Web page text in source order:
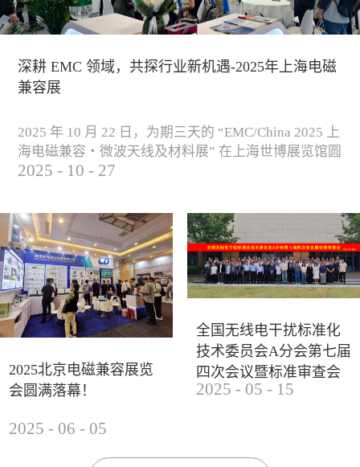
深耕 EMC 领域，共探行业新机遇-2025年上海电磁
兼容展
2025 年 10 月 22 日，为期三天的 “EMC/China 2025 上
海电磁兼容・微波天线及材料展” 在上海世博展览馆圆
满落下帷幕。作为电磁兼容领域的行业盛会，本届展
研讨及产品展示等多种形式，深入交流行业见解，踊
跃探索合作空间，为电磁兼容领域的高质量发展汇聚
了新动能。产品展示展会现场，公司展示了...
2025 - 10 - 27
2025北京电磁兼容展览
会圆满落幕！
2025 - 06 - 05
全国无线电干扰标准化
技术委员会A分会第七届
四次会议暨标准审查会
成功举办
2025 - 05 - 15